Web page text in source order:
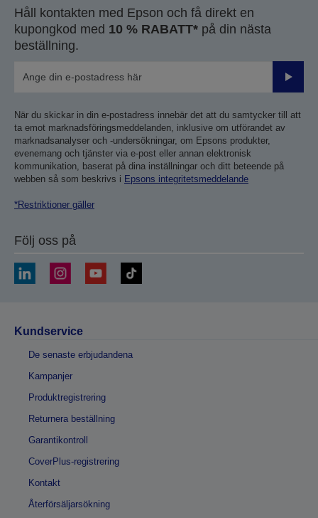
Håll kontakten med Epson och få direkt en
kupongkod med 10 % RABATT* på din nästa
beställning.
Skicka
När du skickar in din e-postadress innebär det att du samtycker till att
ta emot marknadsföringsmeddelanden, inklusive om utförandet av
marknadsanalyser och -undersökningar, om Epsons produkter,
evenemang och tjänster via e-post eller annan elektronisk
kommunikation, baserat på dina inställningar och ditt beteende på
webben så som beskrivs i Epsons integritetsmeddelande
*Restriktioner gäller
Följ oss på
Kundservice
De senaste erbjudandena
Kampanjer
Produktregistrering
Returnera beställning
Garantikontroll
CoverPlus-registrering
Kontakt
Återförsäljarsökning